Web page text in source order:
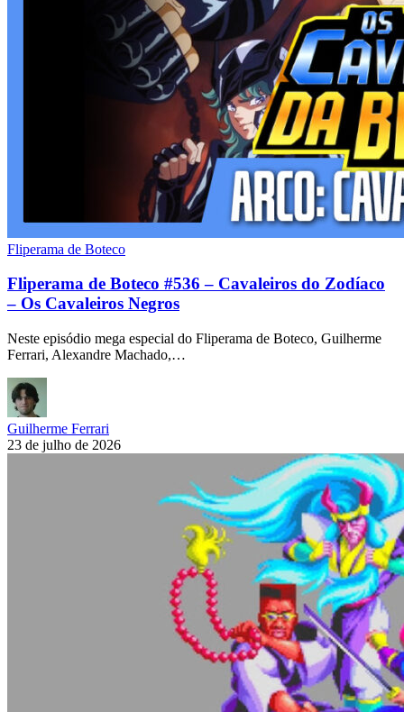
Fliperama de Boteco
Fliperama de Boteco #536 – Cavaleiros do Zodíaco
– Os Cavaleiros Negros
Neste episódio mega especial do Fliperama de Boteco, Guilherme
Ferrari, Alexandre Machado,…
Guilherme Ferrari
23 de julho de 2026